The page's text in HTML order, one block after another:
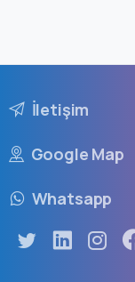
İletişim
Google Map
Whatsapp